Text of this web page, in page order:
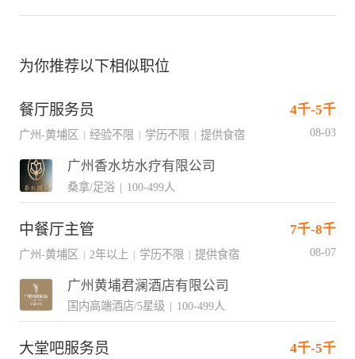
为你推荐以下相似职位
餐厅服务员 4千-5千
广州-黄埔区 经验不限 学历不限 提供食宿 08-03
广州香水坊水疗有限公司
桑拿/足浴 | 100-499人
中餐厅主管 7千-8千
广州-黄埔区 | 2年以上 | 学历不限 | 提供食宿 08-07
广州黄埔君澜酒店有限公司
国内高端酒店/5星级 | 100-499人
大堂吧服务员 4千-5千